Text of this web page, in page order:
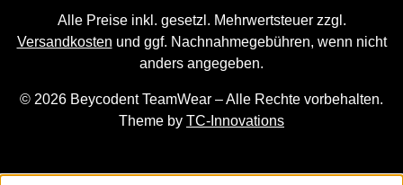
Alle Preise inkl. gesetzl. Mehrwertsteuer zzgl.
Versandkosten und ggf. Nachnahmegebühren, wenn nicht
anders angegeben.
© 2026 Beycodent TeamWear – Alle Rechte vorbehalten.
Theme by TC-Innovations